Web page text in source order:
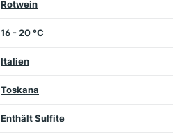
Rotwein
16 - 20 °C
Italien
Toskana
Enthält Sulfite